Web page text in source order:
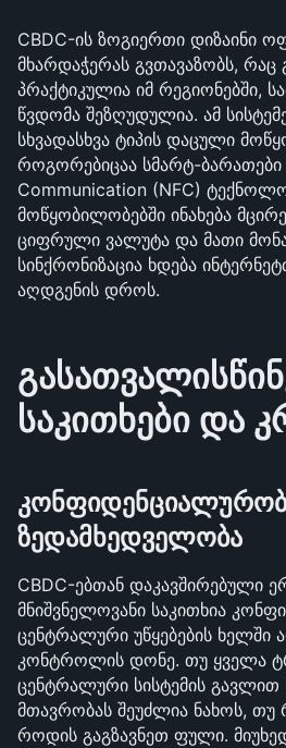
CBDC-ის ზოგიერთი დიზაინი
მხარდაჭერას გვთავაზობს, რაც
პრაქტიკულია იმ რეგიონებში,
წვდომა შეზღუდულია. ამ
სხვადასხვა ტიპის დაცული
როგორებიცაა სმარტ-ბარათები
Communication (NFC)
მოწყობილობებში ინახება
ციფრული ვალუტა და მათი
სინქრონიზაცია ხდება
აღდგენის დროს.
საკითხები და
ზედამხედველობა
CBDC-ებთან დაკავშირებული
მნიშვნელოვანი საკითხია
ცენტრალური უწყებების ხელში
კონტროლის დონე. თუ ყველა
ცენტრალური სისტემის
მთავრობას შეუძლია ნახოს,
როდის გაგზავნეთ ფული.